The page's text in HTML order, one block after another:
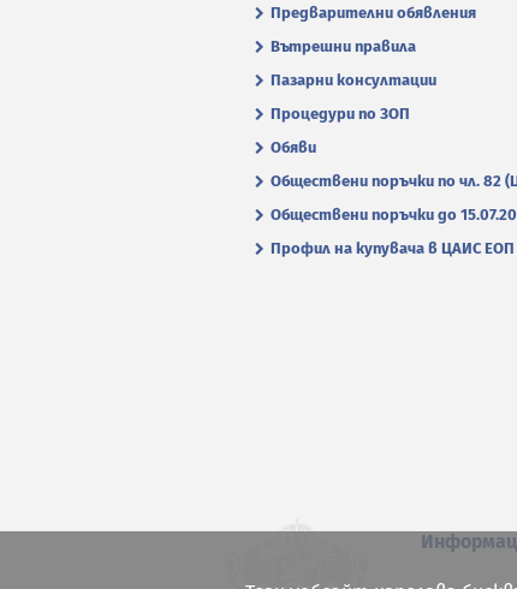
Предварителни обявления
Вътрешни правила
Пазарни консултации
Процедури по ЗОП
Обяви
Обществени поръчки по чл. 82
Обществени поръчки до
Профил на купувача в ЦАИС ЕОП